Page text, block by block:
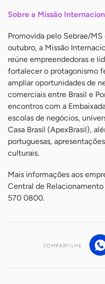
Sobre a Missão
Promovida pelo Sebrae/MS
outubro, a Missão
reúne empreendedoras e
fortalecer o protagonismo
ampliar oportunidades de
comerciais entre Brasil e
encontros com a
escolas de negócios,
Casa Brasil (ApexBrasil),
portuguesas,
culturais.
Mais informações aos
Central de
570 0800.
COMPARTILHE